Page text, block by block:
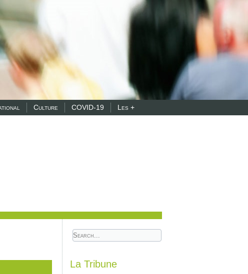
Culture COVID-19 Les +
La Tribune